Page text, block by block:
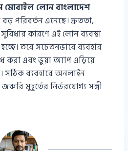
লোন বাংলাদেশ
পরিবর্তন এনেছে। দ্রুততা,
কারণে এই লোন ব্যবস্থা
তবে সচেতনভাবে ব্যবহার
এবং ভুয়া অ্যাপ এড়িয়ে
সঠিক ব্যবহারে অনলাইন
মুহূর্তের নির্ভরযোগ্য সঙ্গী